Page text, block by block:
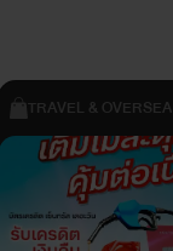
TRAVEL & OVERSEA